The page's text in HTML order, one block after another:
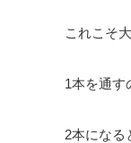
これこそ
1本を通す
2本になる